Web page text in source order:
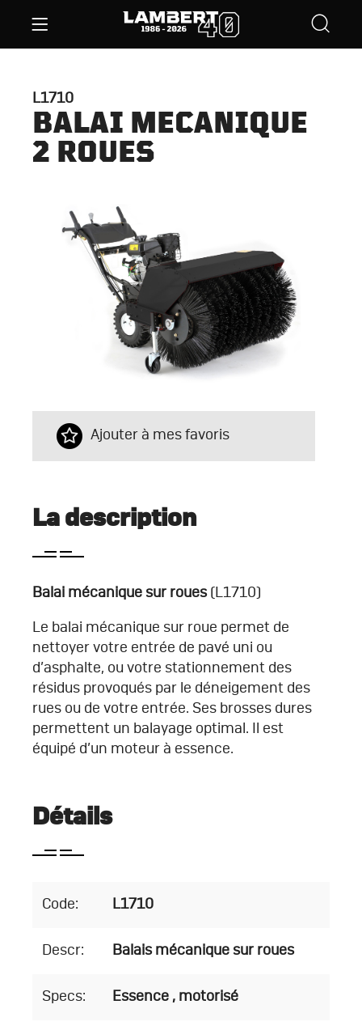
L1710
BALAI MECANIQUE
2 ROUES
Ajouter à mes favoris
La description
Balai mécanique sur roues(L1710)
Le balai mécanique sur roue permet de
nettoyer votre entrée de pavé uni ou
d’asphalte, ou votre stationnement des
résidus provoqués par le déneigement des
rues ou de votre entrée. Ses brosses dures
permettent un balayage optimal. Il est
équipé d’un moteur à essence.
Détails
Code: L1710
Descr: Balais mécanique sur roues
Specs: Essence , motorisé